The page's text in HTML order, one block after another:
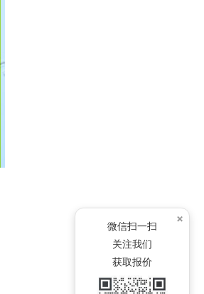
×
微信扫一扫
关注我们
获取报价